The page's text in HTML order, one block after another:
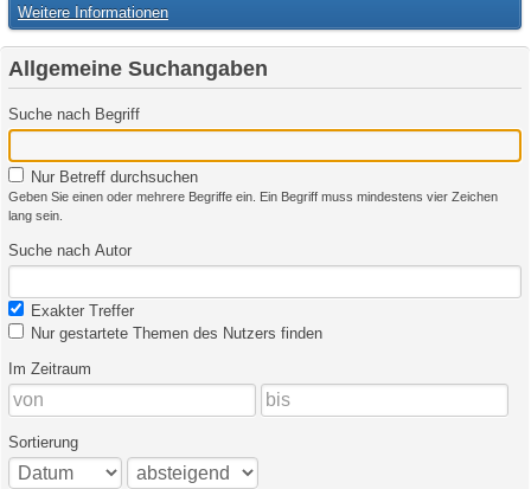
Weitere Informationen
Allgemeine Suchangaben
Suche nach Begriff
Nur Betreff durchsuchen
Geben Sie einen oder mehrere Begriffe ein. Ein Begriff muss mindestens vier Zeichen
lang sein.
Suche nach Autor
Exakter Treffer
Nur gestartete Themen des Nutzers finden
Im Zeitraum
Sortierung